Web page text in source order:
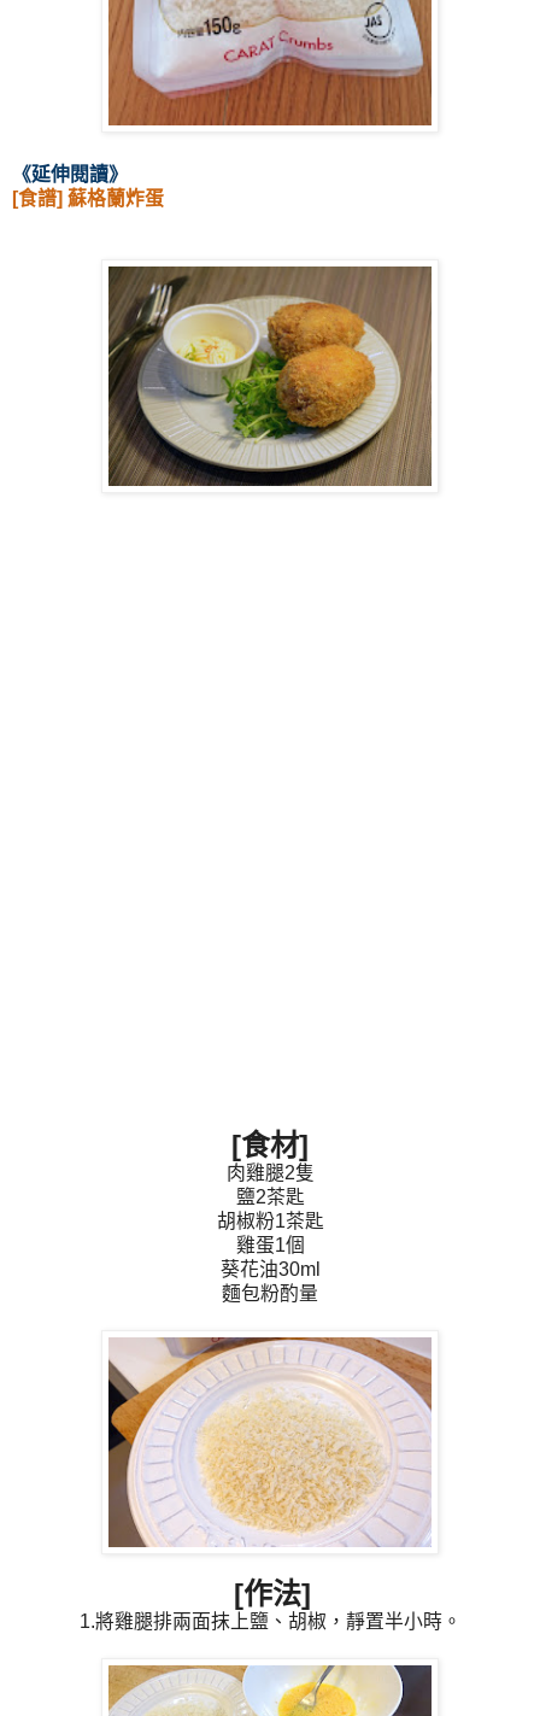
《延伸閱讀》
[食譜] 蘇格蘭炸蛋
[食材]
肉雞腿2隻
鹽2茶匙
胡椒粉1茶匙
雞蛋1個
葵花油30ml
麵包粉酌量
[作法]
1.將雞腿排兩面抹上鹽、胡椒，靜置半小時。